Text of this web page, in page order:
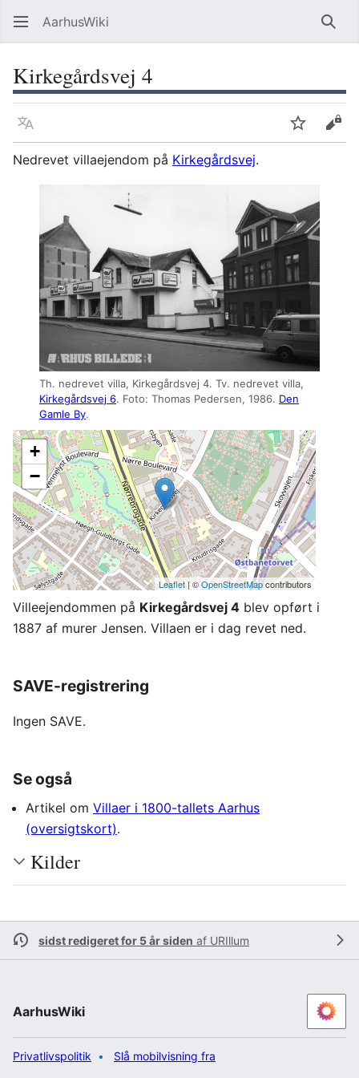
AarhusWiki Søg
Kirkegårdsvej 4
Sprog OvervågVis
Nedrevet villaejendom på Kirkegårdsvej.
Th. nedrevet villa, Kirkegårdsvej 4. Tv. nedrevet villa,
Kirkegårdsvej 6. Foto: Thomas Pedersen, 1986. Den
Gamle By.
+
−
Leaflet | ©OpenStreetMapcontributors
Villeejendommen på Kirkegårdsvej 4 blev opført i
1887 af murer Jensen. Villaen er i dag revet ned.
SAVE-registrering
Ingen SAVE.
Se også
Artikel om Villaer i 1800-tallets Aarhus
(oversigtskort).
Kilder
sidst redigeret for 5 år siden af URIllum
AarhusWiki
Privatlivspolitik Slå mobilvisning fra